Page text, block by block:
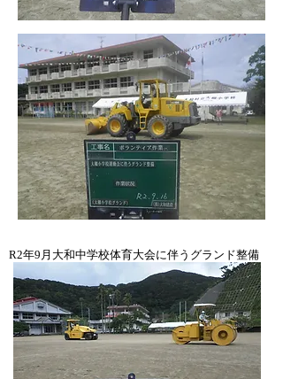
​R2年9月大和中学校体育大会に伴うグランド整備